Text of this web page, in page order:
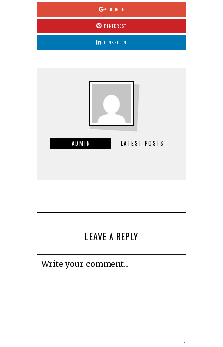
GOOGLE
PINTEREST
LINKED IN
ADMIN LATEST POSTS
LEAVE A REPLY